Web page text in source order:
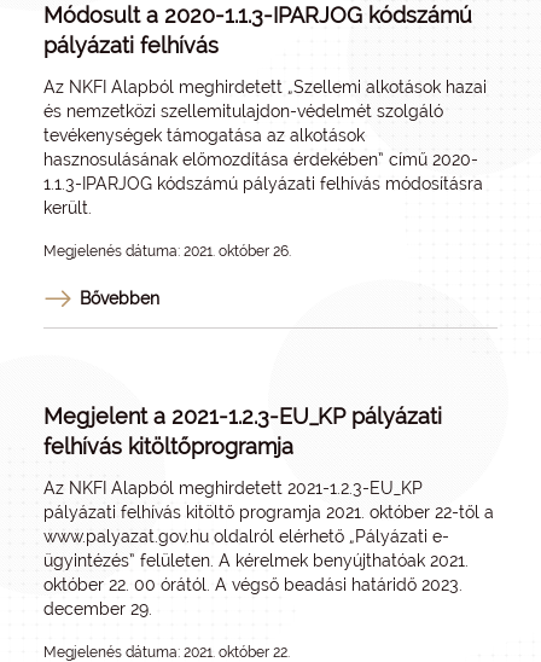
Módosult a 2020-1.1.3-IPARJOG kódszámú
pályázati felhívás
Az NKFI Alapból meghirdetett „Szellemi alkotások hazai
és nemzetközi szellemitulajdon-védelmét szolgáló
tevékenységek támogatása az alkotások
hasznosulásának előmozdítása érdekében” című 2020-
1.1.3-IPARJOG kódszámú pályázati felhívás módosításra
került.
Megjelenés dátuma: 2021. október 26.
Bővebben
Megjelent a 2021-1.2.3-EU_KP pályázati
felhívás kitöltőprogramja
Az NKFI Alapból meghirdetett 2021-1.2.3-EU_KP
pályázati felhívás kitöltő programja 2021. október 22-től a
www.palyazat.gov.hu oldalról elérhető „Pályázati e-
ügyintézés” felületen. A kérelmek benyújthatóak 2021.
október 22. 00 órától. A végső beadási határidő 2023.
december 29.
Megjelenés dátuma: 2021. október 22.